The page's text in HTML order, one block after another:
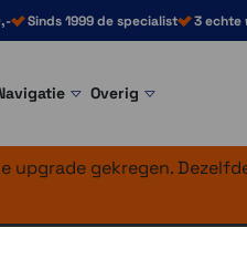
Sinds 1999 de specialist 3 echte
Overig
gekregen.